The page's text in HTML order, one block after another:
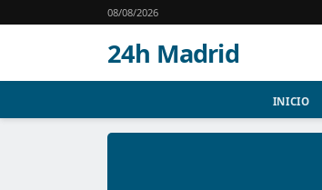
08/08/2026
24h Madrid
INICIO